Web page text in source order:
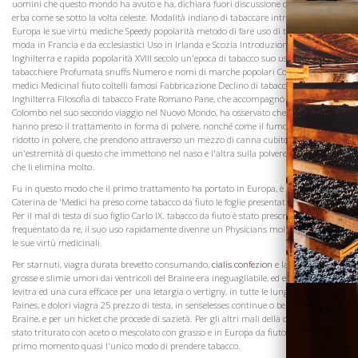
uomini che questo mondo ha avuto e ha, dichiara fuori discussione che non ci sia
erba come se sotto la volta celeste. Modalità indiano di tabaccare introduzione in
Europa le sue virtù mediche Speedy popolarità metodo di fare uso di tabacco da fiuto
moda in Francia e da ecclesiastici Uso in Irlanda e Scozia Introduzione in
Inghilterra e rapida popolarità XVIII secolo un'epoca di tabacco suo uso alla moda
tabacchiere Profumata snuffs Numero e nomi di marche popolari Condemned da
medici Medicinal fiuto coltelli famosi Fabbricazione Declino di tabacco in
Inghilterra Filosofia di tabacco Frate Romano Pane, che accompagnò Cristoforo
Colombo nel suo secondo viaggio nel Nuovo Mondo, ha osservato che gli indiani
hanno preso il trattamento in forma di polvere, nonché come il fumo. L'erba è stato
ridotto in polvere, che prendono attraverso un mezzo di canna cubito lungo
un'estremità di questo che immettono nel naso e l'altra sulla polvere, e così farle,
che li elimina molto.
Fu in questo modo che il primo trattamento ha portato in Europa, è stata presa.
Caterina de 'Medici ha preso come tabacco da fiuto le foglie presentati a lei da Nicot.
Per il mal di testa di suo figlio Carlo IX. tabacco da fiuto è stato prescritto, e quindi
frequentato da re, il suo uso rapidamente divenne un Physicians molto apprezzato
le sue virtù medicinali.
Per starnuti, viagra durata brevetto consumando, cialis confezion e la spesa via
grosse e slimie umori dai ventricoli del Braine era ineguagliabile, ed era anche cialis
levitra ed una cura efficace per una letargia o vertigny, in tutte le lunghe griefes,
Paines, e dolori viagra 25 prezzo di testa, in senselesses continue o benumming del
Braine, e per un hicket che procede di sazietà. Per gli altri mali della carne tabacco è
stato triturato con aceto o mescolato con grasso e in Europa da fiuto è stato in un
primo momento quasi l'unico modo di prendere tabacco.
Visita la
Cantina